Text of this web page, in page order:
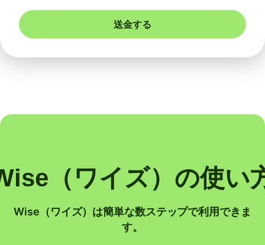
送金する
（ワイズ）の使い
Wise（ワイズ）は簡単な数ステップで利用できま
す。